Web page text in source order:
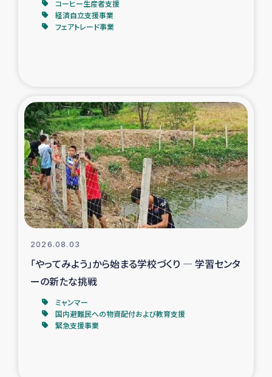
スリランカ ジャフナ県干物事業
スリランカの南北女性をつなぐサリー・リサイクル・プロ
ジェクト
復興支援事業
民際教育事業
女性グループPIFWANITAによる食品加工事業
ガザ人道支援
令和6年能登半島地震 緊急支援
国内避難民への物資配付および教育支援
コーヒー生産者支援
経済自立支援事業
フェアトレード事業
2026.08.03
「やってみよう」から始まる学校づくり ― 学習センタ
ーの新たな挑戦
ミャンマー
国内避難民への物資配付および教育支援
緊急支援事業